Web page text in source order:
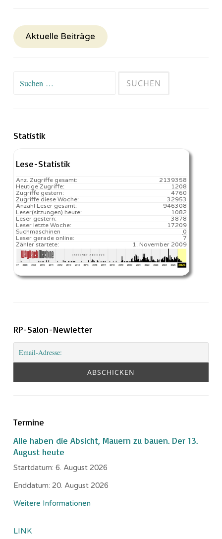
Aktuelle Beiträge
Suchen
Statistik
Lese-Statistik
2139358
Anz. Zugriffe gesamt:
1208
Heutige Zugriffe:
4760
Zugriffe gestern:
32953
Zugriffe diese Woche:
946308
Anzahl Leser gesamt:
1082️
Leser(sitzungen) heute:
3878
Leser gestern:
17209️
Leser letzte Woche:
0
Suchmaschinen
7
Leser gerade online:
1. November 2009
Zähler startete:
RP-Salon-Newletter
Termine
Alle haben die Absicht, Mauern zu bauen. Der 13.
August heute
Startdatum: 6. August 2026
Enddatum: 20. August 2026
Weitere Informationen
LINK